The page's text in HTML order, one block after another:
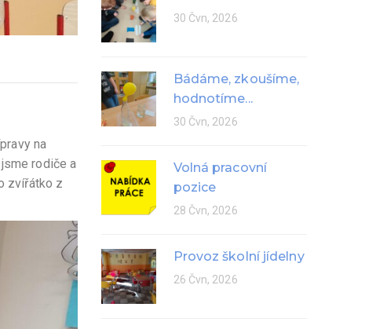
na
rodiče a
zvířátko z
30 Čvn, 2026
Bádáme, zkoušíme,
hodnotíme...
30 Čvn, 2026
Volná pracovní
pozice
28 Čvn, 2026
Provoz školní jídelny
26 Čvn, 2026